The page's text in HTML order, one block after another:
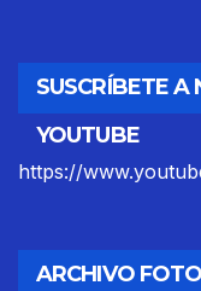
SUSCRÍBETE A
YOUTUBE
https://
ARCHIVO